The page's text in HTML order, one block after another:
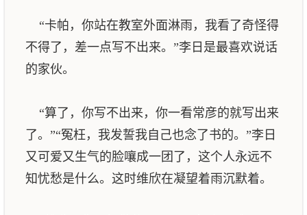
“卡帕，你站在教室外面淋雨，我看了奇怪得
不得了，差一点写不出来。”李日是最喜欢说话
的家伙。
“算了，你写不出来，你一看常彦的就写出来
了。”“冤枉，我发誓我自己也念了书的。”李日
又可爱又生气的脸嚷成一团了，这个人永远不
知忧愁是什么。这时维欣在凝望着雨沉默着。